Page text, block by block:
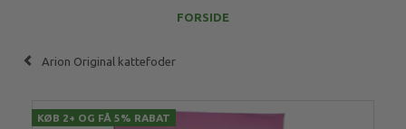
FORSIDE
Arion Original kattefoder
KØB 2+ OG FÅ 5% RABAT